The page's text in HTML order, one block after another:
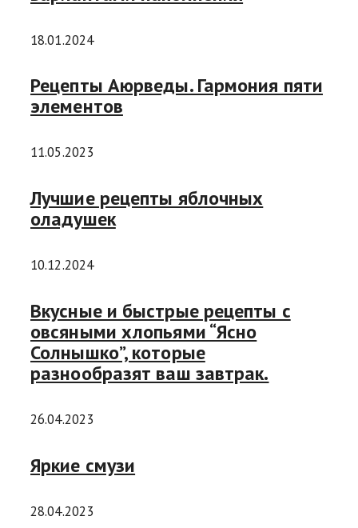
18.01.2024
Рецепты Аюрведы. Гармония пяти
элементов
11.05.2023
Лучшие рецепты яблочных
оладушек
10.12.2024
Вкусные и быстрые рецепты с
овсяными хлопьями “Ясно
Солнышко”, которые
разнообразят ваш завтрак.
26.04.2023
Яркие смузи
28.04.2023